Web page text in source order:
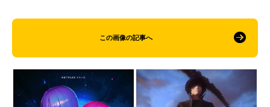
この画像の記事へ